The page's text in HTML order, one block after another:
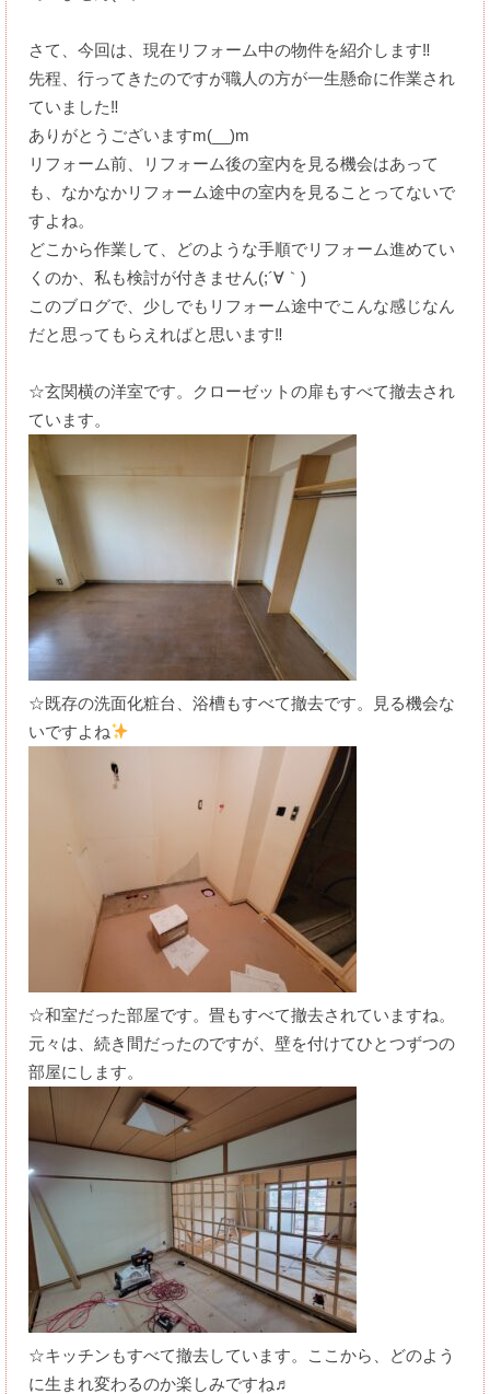
さて、今回は、現在リフォーム中の物件を紹介します‼
先程、行ってきたのですが職人の方が一生懸命に作業され
ていました‼
ありがとうございますm(__)m
リフォーム前、リフォーム後の室内を見る機会はあって
も、なかなかリフォーム途中の室内を見ることってないで
すよね。
どこから作業して、どのような手順でリフォーム進めてい
くのか、私も検討が付きません(;´∀｀)
このブログで、少しでもリフォーム途中でこんな感じなん
だと思ってもらえればと思います‼
☆玄関横の洋室です。クローゼットの扉もすべて撤去され
ています。
☆既存の洗面化粧台、浴槽もすべて撤去です。見る機会な
いですよね
☆和室だった部屋です。畳もすべて撤去されていますね。
元々は、続き間だったのですが、壁を付けてひとつずつの
部屋にします。
☆キッチンもすべて撤去しています。ここから、どのよう
に生まれ変わるのか楽しみですね♬